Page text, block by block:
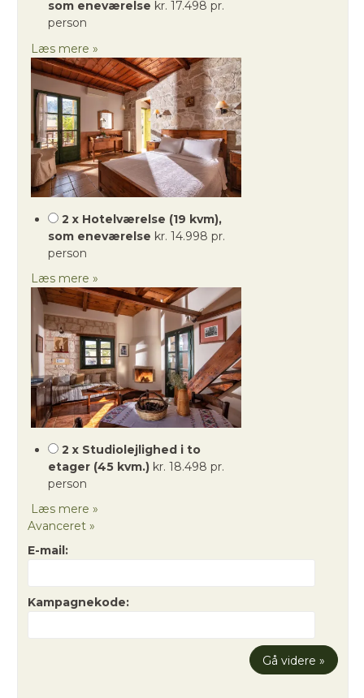
som eneværelse kr. 17.498 pr.
person
Læs mere »
2 x Hotelværelse (19 kvm),
som eneværelse kr. 14.998 pr.
person
Læs mere »
2 x Studiolejlighed i to
etager (45 kvm.) kr. 18.498 pr.
person
Læs mere »
Avanceret »
E-mail:
Kampagnekode: